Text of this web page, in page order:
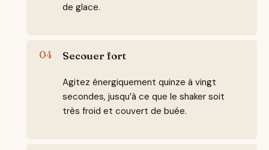
de glace.
Secouer fort
Agitez énergiquement quinze à vingt
secondes, jusqu’à ce que le shaker soit
très froid et couvert de buée.